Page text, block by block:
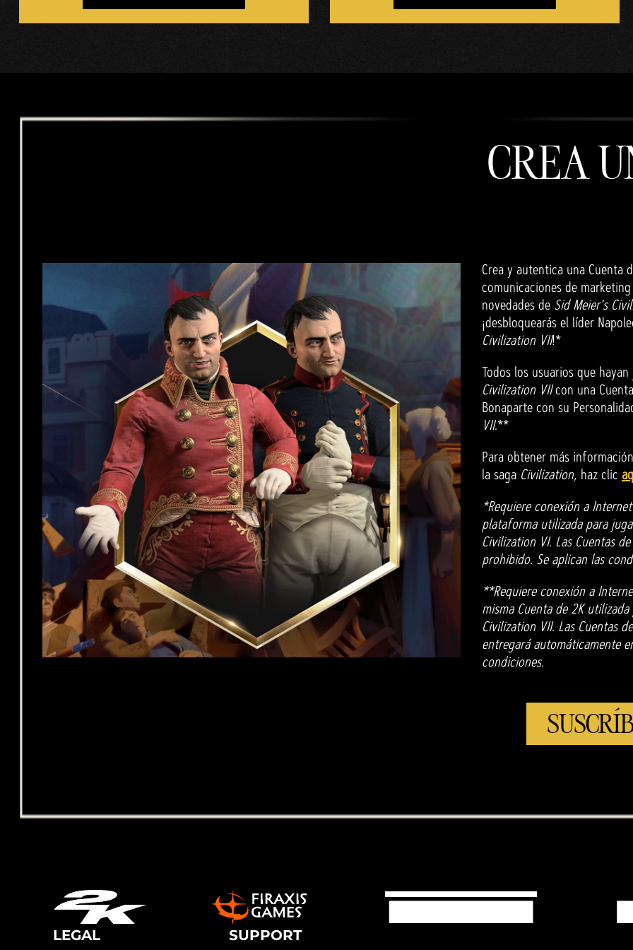
ncia
s a
servi
CREA
Crea y autentica una Cuenta
comunicaciones de
novedades de Sid Meier's
¡desbloquearás el líder
Civilization VII!*
Todos los usuarios que
Civilization VIIcon una
Bonaparte con su
VII.**
Para obtener más
la saga Civilization, haz clic
*Requiere conexión a
plataforma utilizada para
Civilization VI. Las Cuentas
prohibido. Se aplican las
**Requiere conexión a
misma Cuenta de 2K
Civilization VII. Las Cuentas
entregará automáticamente
condiciones.
LEGAL SUPPORT